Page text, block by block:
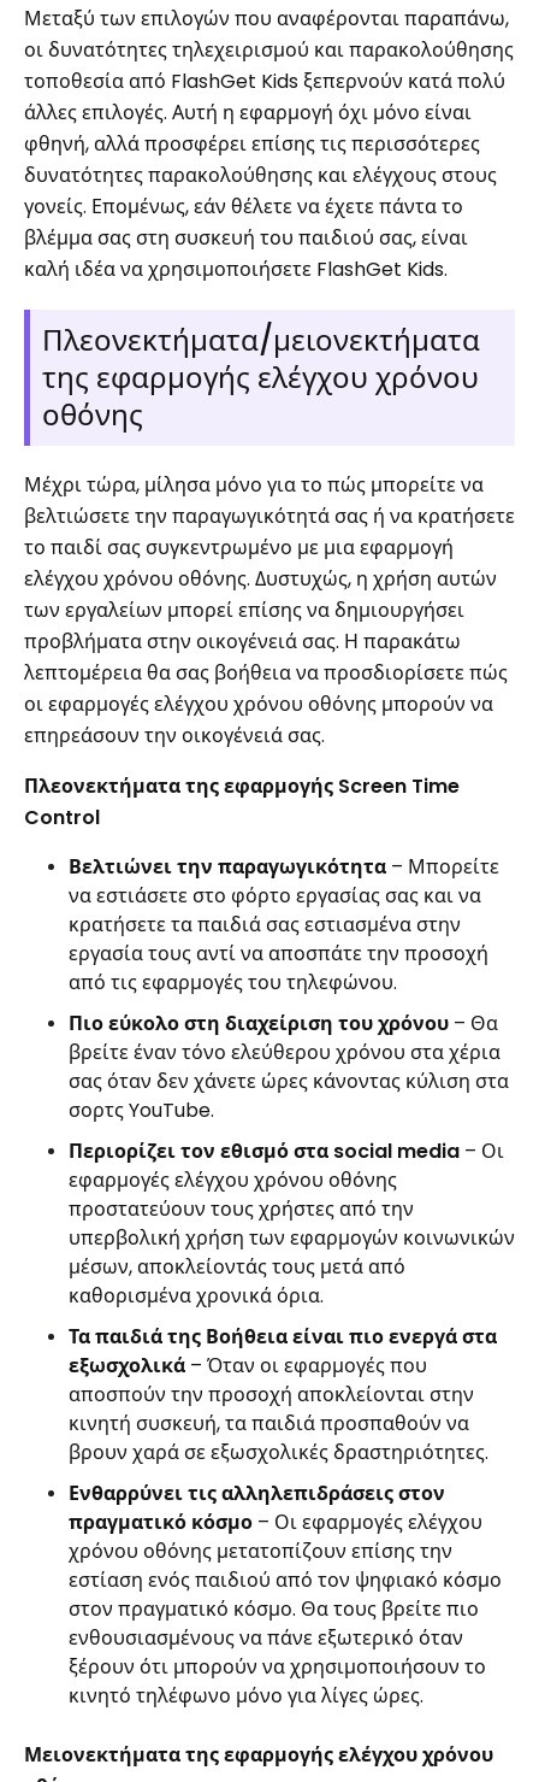
Μεταξύ των επιλογών που αναφέρονται παραπάνω,
οι δυνατότητες τηλεχειρισμού και παρακολούθησης
τοποθεσία από FlashGet Kids ξεπερνούν κατά πολύ
άλλες επιλογές. Αυτή η εφαρμογή όχι μόνο είναι
φθηνή, αλλά προσφέρει επίσης τις περισσότερες
δυνατότητες παρακολούθησης και ελέγχους στους
γονείς. Επομένως, εάν θέλετε να έχετε πάντα το
βλέμμα σας στη συσκευή του παιδιού σας, είναι
καλή ιδέα να χρησιμοποιήσετε FlashGet Kids.
Πλεονεκτήματα/μειονεκτήματα
της εφαρμογής ελέγχου χρόνου
οθόνης
Μέχρι τώρα, μίλησα μόνο για το πώς μπορείτε να
βελτιώσετε την παραγωγικότητά σας ή να κρατήσετε
το παιδί σας συγκεντρωμένο με μια εφαρμογή
ελέγχου χρόνου οθόνης. Δυστυχώς, η χρήση αυτών
των εργαλείων μπορεί επίσης να δημιουργήσει
προβλήματα στην οικογένειά σας. Η παρακάτω
λεπτομέρεια θα σας βοήθεια να προσδιορίσετε πώς
οι εφαρμογές ελέγχου χρόνου οθόνης μπορούν να
επηρεάσουν την οικογένειά σας.
Πλεονεκτήματα της εφαρμογής Screen Time
Control
Βελτιώνει την παραγωγικότητα – Μπορείτε
να εστιάσετε στο φόρτο εργασίας σας και να
κρατήσετε τα παιδιά σας εστιασμένα στην
εργασία τους αντί να αποσπάτε την προσοχή
από τις εφαρμογές του τηλεφώνου.
Πιο εύκολο στη διαχείριση του χρόνου – Θα
βρείτε έναν τόνο ελεύθερου χρόνου στα χέρια
σας όταν δεν χάνετε ώρες κάνοντας κύλιση στα
σορτς YouTube.
Περιορίζει τον εθισμό στα social media – Οι
εφαρμογές ελέγχου χρόνου οθόνης
προστατεύουν τους χρήστες από την
υπερβολική χρήση των εφαρμογών κοινωνικών
μέσων, αποκλείοντάς τους μετά από
καθορισμένα χρονικά όρια.
Τα παιδιά της Βοήθεια είναι πιο ενεργά στα
εξωσχολικά – Όταν οι εφαρμογές που
αποσπούν την προσοχή αποκλείονται στην
κινητή συσκευή, τα παιδιά προσπαθούν να
βρουν χαρά σε εξωσχολικές δραστηριότητες.
Ενθαρρύνει τις αλληλεπιδράσεις στον
πραγματικό κόσμο – Οι εφαρμογές ελέγχου
χρόνου οθόνης μετατοπίζουν επίσης την
εστίαση ενός παιδιού από τον ψηφιακό κόσμο
στον πραγματικό κόσμο. Θα τους βρείτε πιο
ενθουσιασμένους να πάνε εξωτερικό όταν
ξέρουν ότι μπορούν να χρησιμοποιήσουν το
κινητό τηλέφωνο μόνο για λίγες ώρες.
Μειονεκτήματα της εφαρμογής ελέγχου χρόνου